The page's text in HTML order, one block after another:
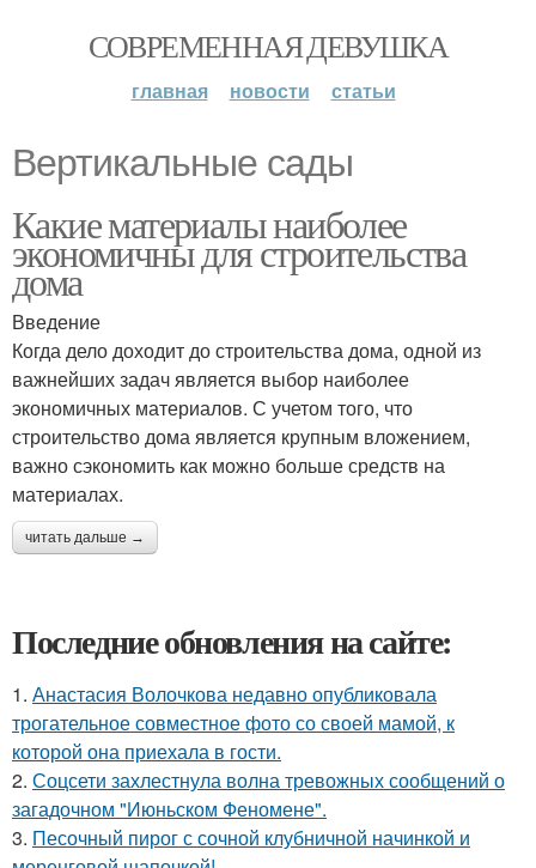
СОВРЕМЕННАЯ ДЕВУШКА
главная новости статьи
Вертикальные сады
Какие материалы наиболее
экономичны для строительства
дома
Введение
Когда дело доходит до строительства дома, одной из
важнейших задач является выбор наиболее
экономичных материалов. С учетом того, что
строительство дома является крупным вложением,
важно сэкономить как можно больше средств на
материалах.
читать дальше →
Последние обновления на сайте:
1. Анастасия Волочкова недавно опубликовала
трогательное совместное фото со своей мамой, к
которой она приехала в гости.
2. Соцсети захлестнула волна тревожных сообщений о
загадочном "Июньском Феномене".
3. Песочный пирог с сочной клубничной начинкой и